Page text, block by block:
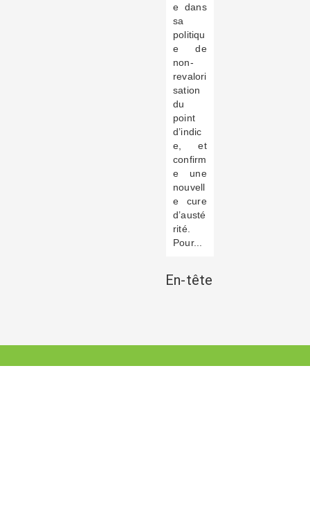
e dans
sa
politiqu
e de
non-
revalori
sation
du
point
d’indic
e, et
confirm
e une
nouvell
e cure
d’austé
rité.
Pour...
En-tête